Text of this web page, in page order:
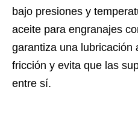
bajo presiones y
aceite para engranajes
garantiza una lubricación
fricción y evita que las
entre sí.